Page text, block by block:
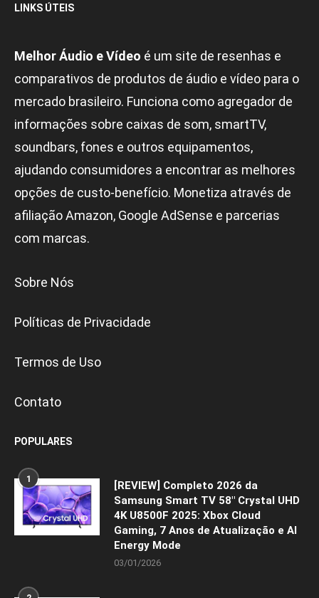
LINKS ÚTEIS
Melhor Áudio e Vídeo é um site de resenhas e
comparativos de produtos de áudio e vídeo para o
mercado brasileiro. Funciona como agregador de
informações sobre caixas de som, smartTV,
soundbars, fones e outros equipamentos,
ajudando consumidores a encontrar as melhores
opções de custo-benefício. Monetiza através de
afiliação Amazon, Google AdSense e parcerias
com marcas.
Sobre Nós
Políticas de Privacidade
Termos de Uso
Contato
POPULARES
1
[REVIEW] Completo 2026 da
Samsung Smart TV 58″ Crystal UHD
4K U8500F 2025: Xbox Cloud
Gaming, 7 Anos de Atualização e AI
Energy Mode
03/01/2026